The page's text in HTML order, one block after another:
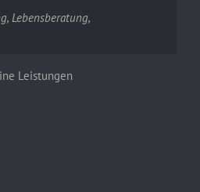
Lebensberatung,
Leistungen